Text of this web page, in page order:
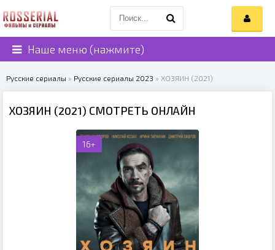
Наше меню (нажмите)
Русские сериалы » Русские сериалы 2023 » ХОЗЯИН (2021)
ХОЗЯИН (2021) СМОТРЕТЬ ОНЛАЙН
16+